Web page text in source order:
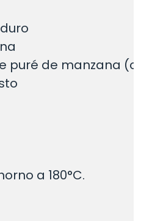
puré de manzana
a 180°C.